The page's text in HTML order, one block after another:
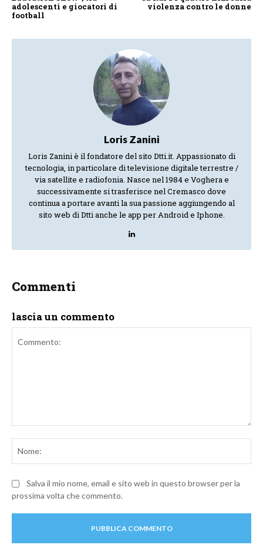
adolescenti e giocatori di
football
violenza contro le donne
Loris Zanini
Loris Zanini è il fondatore del sito Dtti.it. Appassionato di
tecnologia, in particolare di televisione digitale terrestre /
via satellite e radiofonia. Nasce nel 1984 e Voghera e
successivamente si trasferisce nel Cremasco dove
continua a portare avanti la sua passione aggiungendo al
sito web di Dtti anche le app per Android e Iphone.
Commenti
lascia un commento
Salva il mio nome, email e sito web in questo browser per la
prossima volta che commento.